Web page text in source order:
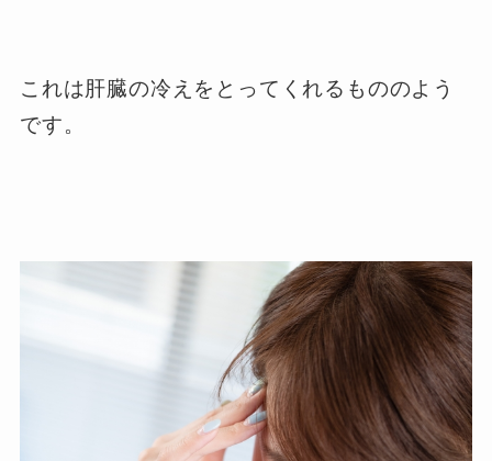
これは肝臓の冷えをとってくれるもののよう
です。